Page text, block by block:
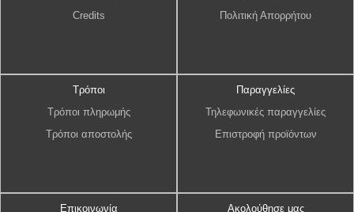
Credits
Πολιτική Απορρήτου
Τρόποι
Τρόποι πληρωμής
Τρόποι αποστολής
Παραγγελίες
Τηλεφωνικές παραγγελίες
Επιστροφή προϊόντων
Επικοινωνία Ακολούθησε μας